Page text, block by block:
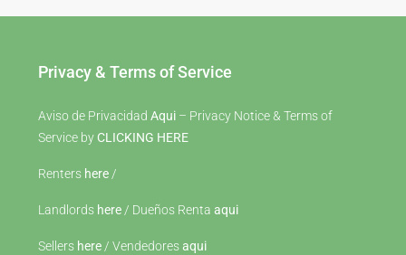
Privacy & Terms of Service
Aviso de Privacidad Aqui – Privacy Notice & Terms of
Service by CLICKING HERE
Renters here/
Landlords here/ Dueños Renta aqui
Sellers here/ Vendedoresaqui